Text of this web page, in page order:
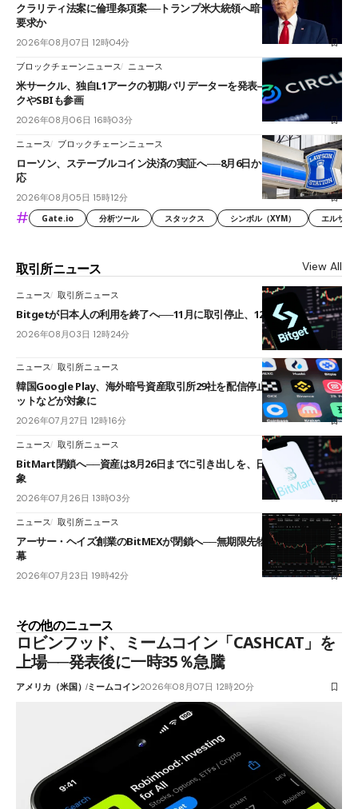
クラリティ法案に倫理条項案──トランプ米大統領へ暗号資産事業の売却
要求か
2026年08月07日 12時04分
ブロックチェーンニュース ニュース
米サークル、独自L1アークの初期バリデーターを発表――ブラックロッ
クやSBIも参画
2026年08月06日 16時03分
ニュース ブロックチェーンニュース
ローソン、ステーブルコイン決済の実証へ──8月6日からJPYCやUSDC対
応
2026年08月05日 15時12分
# Gate.io 分析ツール スタックス シンボル（XYM） エルサル
取引所ニュース View All
ニュース 取引所ニュース
Bitgetが日本人の利用を終了へ──11月に取引停止、12月末に強制決済
2026年08月03日 12時24分
ニュース 取引所ニュース
韓国Google Play、海外暗号資産取引所29社を配信停止──OKXやバイビ
ットなどが対象に
2026年07月27日 12時16分
ニュース 取引所ニュース
BitMart閉鎖へ──資産は8月26日までに引き出しを、日本人利用者も対
象
2026年07月26日 13時03分
ニュース 取引所ニュース
アーサー・ヘイズ創業のBitMEXが閉鎖へ──無期限先物を生んだ11年に
幕
2026年07月23日 19時42分
その他のニュース
ロビンフッド、ミームコイン「CASHCAT」を
上場──発表後に一時35％急騰
アメリカ（米国）ミームコイン2026年08月07日 12時20分